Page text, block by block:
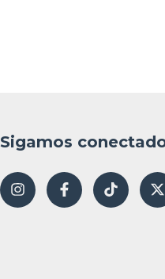
Sigamos